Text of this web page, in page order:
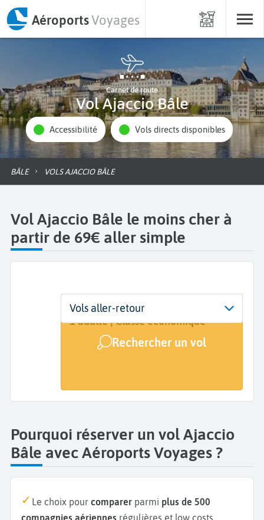
AéroportsVoyages
Carnet de route
Vol Ajaccio Bâle
Accessibilité Vols directs disponibles
BÂLE VOLS AJACCIO BÂLE
Vol Ajaccio Bâle le moins cher à
partir de 69€ aller simple
Départ
Ajaccio (AJA)
Dates
Dates de votre voyage
Voyageurs | Classe
1 adulte | Classe économique
Rechercher un vol
Vols aller-retour
Pourquoi réserver un vol Ajaccio
Bâle avec Aéroports Voyages ?
Le choix pour comparer parmi plus de 500
compagnies aériennes régulières et low costs